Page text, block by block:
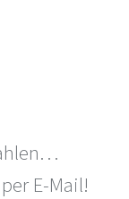
E-Mail!